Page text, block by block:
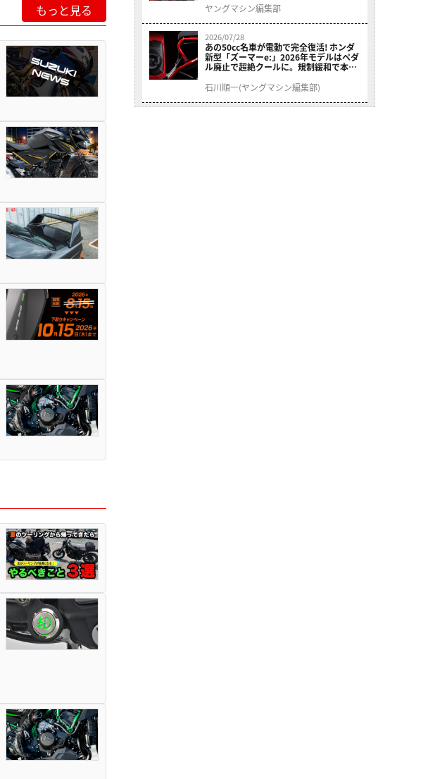
もっと見る
ヤングマシン編集部
2026/07/28
あの50cc名車が電動で完全復活! ホンダ
新型「ズーマーe:」2026年モデルはペダ
ル廃止で超絶クールに。規制緩和で本来
石川順一(ヤングマシン編集部)